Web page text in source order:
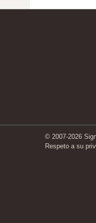
© 2007-2026
Respeto a su